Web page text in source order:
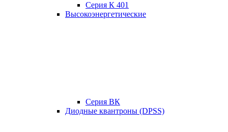
Серия К 401
Высокоэнергетические
Серия ВК
Диодные квантроны (DPSS)